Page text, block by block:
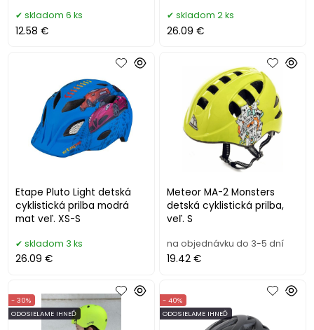
skladom 6 ks
12.58 €
skladom 2 ks
26.09 €
Etape Pluto Light detská
cyklistická prilba modrá
mat veľ. XS-S
skladom 3 ks
26.09 €
Meteor MA-2 Monsters
detská cyklistická prilba,
veľ. S
na objednávku do 3-5 dní
19.42 €
- 30%
ODOSIELAME IHNEĎ
- 40%
ODOSIELAME IHNEĎ